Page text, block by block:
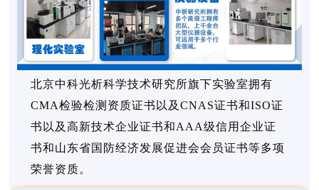
北京中科光析科学技术研究所旗下实验室拥有
CMA检验检测资质证书以及CNAS证书和ISO证
书以及高新技术企业证书和AAA级信用企业证
书和山东省国防经济发展促进会会员证书等多项
荣誉资质。